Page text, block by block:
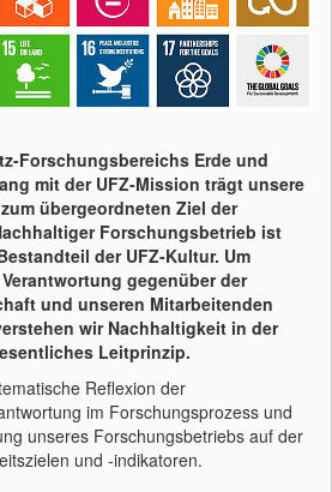
Forschungsbereichs Erde und
mit der UFZ-Mission trägt unsere
übergeordneten Ziel der
Forschungsbetrieb ist
der UFZ-Kultur. Um
gegenüber der
und unseren Mitarbeitenden
wir Nachhaltigkeit in der
Leitprinzip.
Reflexion der
im Forschungsprozess und
unseres Forschungsbetriebs auf der
und -indikatoren.